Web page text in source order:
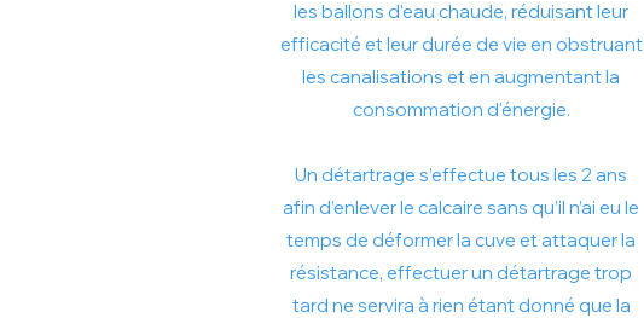
les ballons d'eau chaude, réduisant leur
efficacité et leur durée de vie en obstruant
les canalisations et en augmentant la
consommation d'énergie.
Un détartrage s’effectue tous les 2 ans
afin d’enlever le calcaire sans qu’il n’ai eu le
temps de déformer la cuve et attaquer la
résistance, effectuer un détartrage trop
tard ne servira à rien étant donné que la